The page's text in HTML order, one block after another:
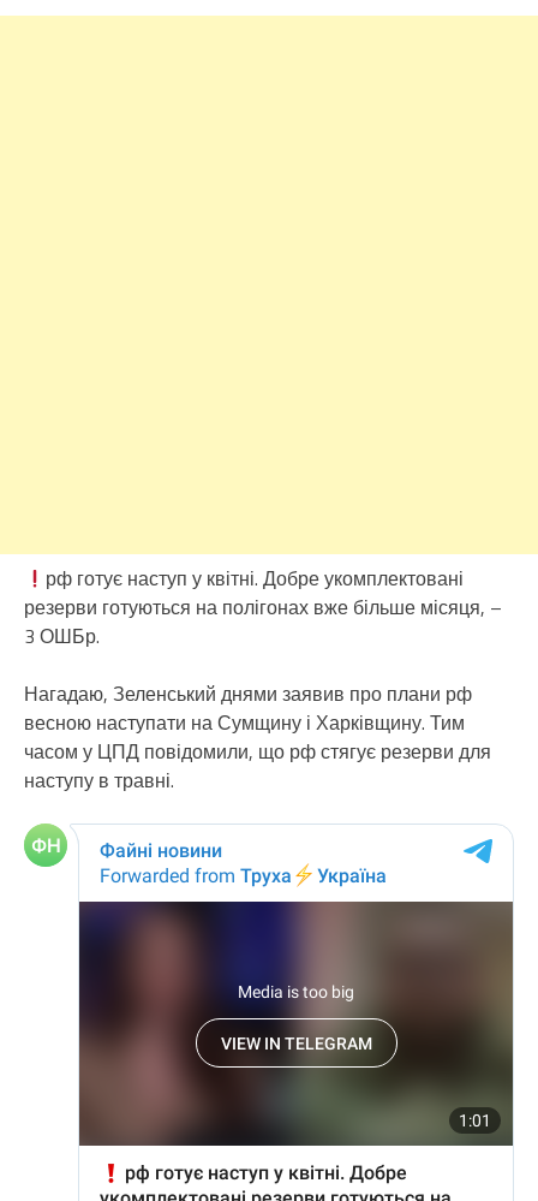
рф готує наступ у квітні. Добре укомплектовані
резерви готуються на полігонах вже більше місяця, –
3 ОШБр.
Нагадаю, Зеленський днями заявив про плани рф
весною наступати на Сумщину і Харківщину. Тим
часом у ЦПД повідомили, що рф стягує резерви для
наступу в травні.